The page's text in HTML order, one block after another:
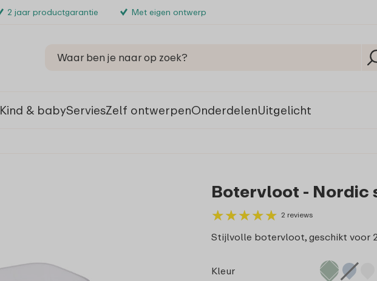
2 jaar productgarantie Met eigen ontwerp
Kind & babyServiesZelf ontwerpenOnderdelenUitgelicht
Botervloot - Nordic
★★★★★
★★★★★ 2 reviews
Stijlvolle botervloot, geschikt voor
Kleur